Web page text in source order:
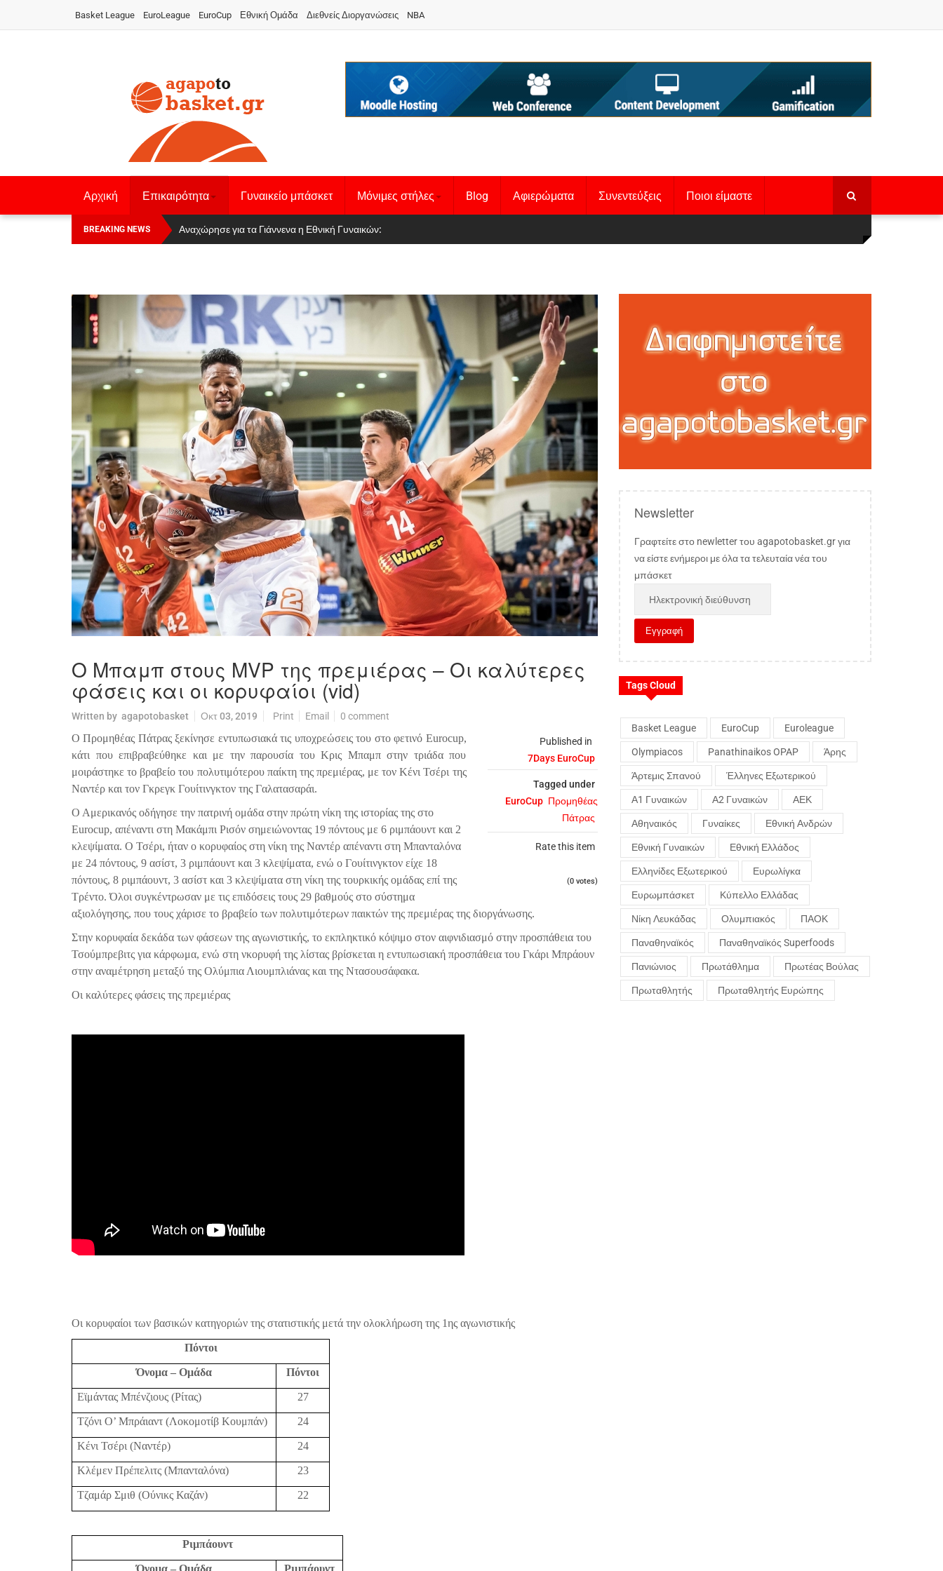
Basket League EuroLeague EuroCup Εθνική Ομάδα Διεθνείς Διοργανώσεις NBA
Αρχική Επικαιρότητα Γυναικείο μπάσκετ Μόνιμες στήλες Blog Αφιερώματα Συνεντεύξεις Ποιοι είμαστε
BREAKING NEWS Οι Πάνθηρες Καβάλας στην Women Basketball League 1
Αναχώρησε για τα Γιάννενα η Εθνική Γυναικών:
Ο Μπαμπ στους MVP της πρεμιέρας – Οι καλύτερες
φάσεις και οι κορυφαίοι (vid)
Written by agapotobasket Οκτ 03, 2019 Print Email 0 comment
Published in
7Days EuroCup
Tagged under
EuroCup Προμηθέας
Πάτρας
Rate this item
(0 votes)
Ο Προμηθέας Πάτρας ξεκίνησε εντυπωσιακά τις υποχρεώσεις του στο φετινό Eurocup,
κάτι που επιβραβεύθηκε και με την παρουσία του Κρις Μπαμπ στην τριάδα που
μοιράστηκε το βραβείο του πολυτιμότερου παίκτη της πρεμιέρας, με τον Κένι Τσέρι της
Ναντέρ και τον Γκρεγκ Γουίτινγκτον της Γαλατασαράι.
Ο Αμερικανός οδήγησε την πατρινή ομάδα στην πρώτη νίκη της ιστορίας της στο
Eurocup, απέναντι στη Μακάμπι Ρισόν σημειώνοντας 19 πόντους με 6 ριμπάουντ και 2
κλεψίματα. Ο Τσέρι, ήταν ο κορυφαίος στη νίκη της Ναντέρ απέναντι στη Μπανταλόνα
με 24 πόντους, 9 ασίστ, 3 ριμπάουντ και 3 κλεψίματα, ενώ ο Γουίτινγκτον είχε 18
πόντους, 8 ριμπάουντ, 3 ασίστ και 3 κλεψίματα στη νίκη της τουρκικής ομάδας επί της
Τρέντο. Όλοι συγκέντρωσαν με τις επιδόσεις τους 29 βαθμούς στο σύστημα
αξιολόγησης, που τους χάρισε το βραβείο των πολυτιμότερων παικτών της πρεμιέρας της διοργάνωσης.
Στην κορυφαία δεκάδα των φάσεων της αγωνιστικής, το εκπληκτικό κόψιμο στον αιφνιδιασμό στην προσπάθεια του
Τσούμπρεβιτς για κάρφωμα, ενώ στη νκορυφή της λίστας βρίσκεται η εντυπωσιακή προσπάθεια του Γκάρι Μπράουν
στην αναμέτρηση μεταξύ της Ολύμπια Λιουμπλιάνας και της Ντασουσάφακα.
Οι καλύτερες φάσεις της πρεμιέρας
Οι κορυφαίοι των βασικών κατηγοριών της στατιστικής μετά την ολοκλήρωση της 1ης αγωνιστικής
Πόντοι
Όνομα – Ομάδα Πόντοι
Εϊμάντας Μπένζιους (Ρίτας) 27
Τζόνι Ο’ Μπράιαντ (Λοκομοτίβ Κουμπάν) 24
Κένι Τσέρι (Ναντέρ) 24
Κλέμεν Πρέπελιτς (Μπανταλόνα) 23
Τζαμάρ Σμιθ (Ούνικς Καζάν) 22
Ριμπάουντ
Όνομα – Ομάδα Ριμπάουντ
Newsletter
Γραφτείτε στο newletter του agapotobasket.gr για
να είστε ενήμεροι με όλα τα τελευταία νέα του
μπάσκετ
Tags Cloud
Basket League EuroCup Euroleague
Olympiacos Panathinaikos OPAP Άρης
Άρτεμις Σπανού Έλληνες Εξωτερικού
Α1 Γυναικών Α2 Γυναικών ΑΕΚ
Αθηναικός Γυναίκες Εθνική Ανδρών
Εθνική Γυναικών Εθνική Ελλάδος
Ελληνίδες Εξωτερικού Ευρωλίγκα
Ευρωμπάσκετ Κύπελλο Ελλάδας
Νίκη Λευκάδας Ολυμπιακός ΠΑΟΚ
Παναθηναϊκός Παναθηναϊκός Superfoods
Πανιώνιος Πρωτάθλημα Πρωτέας Βούλας
Πρωταθλητής Πρωταθλητής Ευρώπης